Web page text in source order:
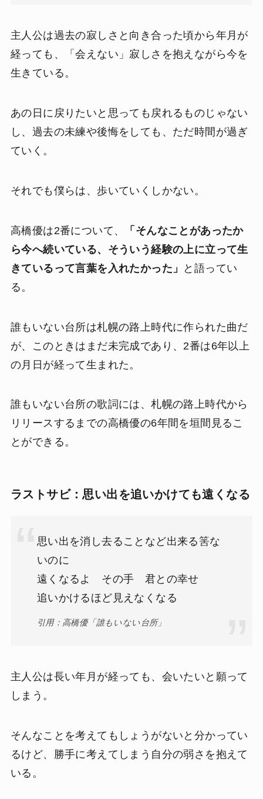
主人公は過去の寂しさと向き合った頃から年月が
経っても、「会えない」寂しさを抱えながら今を
生きている。
あの日に戻りたいと思っても戻れるものじゃない
し、過去の未練や後悔をしても、ただ時間が過ぎ
ていく。
それでも僕らは、歩いていくしかない。
高橋優は2番について、
「そんなことがあったか
ら今へ続いている、そういう経験の上に立って生
きているって言葉を入れたかった」
と語ってい
る。
誰もいない台所は札幌の路上時代に作られた曲だ
が、このときはまだ未完成であり、2番は6年以上
の月日が経って生まれた。
誰もいない台所の歌詞には、札幌の路上時代から
リリースするまでの高橋優の6年間を垣間見るこ
とができる。
ラストサビ：思い出を追いかけても遠くなる
思い出を消し去ることなど出来る筈な
いのに
遠くなるよ その手 君との幸せ
追いかけるほど見えなくなる
引用：高橋優「誰もいない台所」
主人公は長い年月が経っても、会いたいと願って
しまう。
そんなことを考えてもしょうがないと分かってい
るけど、勝手に考えてしまう自分の弱さを抱えて
いる。